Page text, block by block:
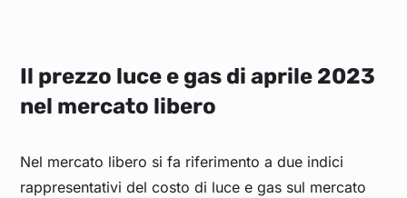
Il prezzo luce e gas di aprile 2023
nel mercato libero
Nel mercato libero si fa riferimento a due indici
rappresentativi del costo di luce e gas sul mercato